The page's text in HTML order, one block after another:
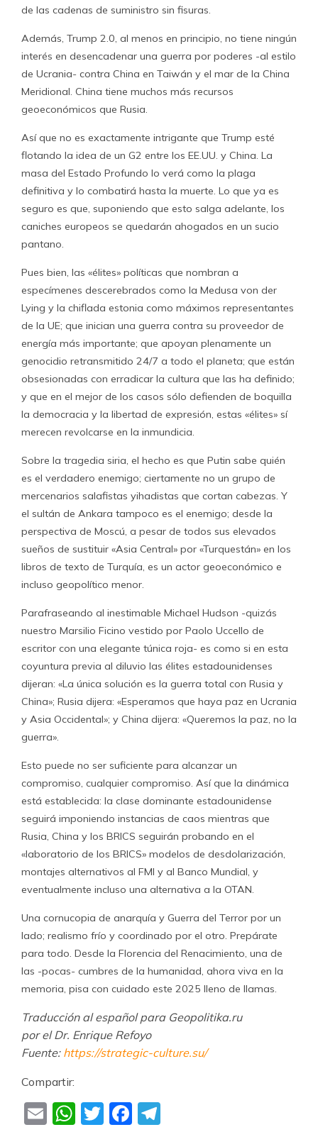
de las cadenas de suministro sin fisuras.
Además, Trump 2.0, al menos en principio, no tiene ningún
interés en desencadenar una guerra por poderes -al estilo
de Ucrania- contra China en Taiwán y el mar de la China
Meridional. China tiene muchos más recursos
geoeconómicos que Rusia.
Así que no es exactamente intrigante que Trump esté
flotando la idea de un G2 entre los EE.UU. y China. La
masa del Estado Profundo lo verá como la plaga
definitiva y lo combatirá hasta la muerte. Lo que ya es
seguro es que, suponiendo que esto salga adelante, los
caniches europeos se quedarán ahogados en un sucio
pantano.
Pues bien, las «élites» políticas que nombran a
especímenes descerebrados como la Medusa von der
Lying y la chiflada estonia como máximos representantes
de la UE; que inician una guerra contra su proveedor de
energía más importante; que apoyan plenamente un
genocidio retransmitido 24/7 a todo el planeta; que están
obsesionadas con erradicar la cultura que las ha definido;
y que en el mejor de los casos sólo defienden de boquilla
la democracia y la libertad de expresión, estas «élites» sí
merecen revolcarse en la inmundicia.
Sobre la tragedia siria, el hecho es que Putin sabe quién
es el verdadero enemigo; ciertamente no un grupo de
mercenarios salafistas yihadistas que cortan cabezas. Y
el sultán de Ankara tampoco es el enemigo; desde la
perspectiva de Moscú, a pesar de todos sus elevados
sueños de sustituir «Asia Central» por «Turquestán» en los
libros de texto de Turquía, es un actor geoeconómico e
incluso geopolítico menor.
Parafraseando al inestimable Michael Hudson -quizás
nuestro Marsilio Ficino vestido por Paolo Uccello de
escritor con una elegante túnica roja- es como si en esta
coyuntura previa al diluvio las élites estadounidenses
dijeran: «La única solución es la guerra total con Rusia y
China»; Rusia dijera: «Esperamos que haya paz en Ucrania
y Asia Occidental»; y China dijera: «Queremos la paz, no la
guerra».
Esto puede no ser suficiente para alcanzar un
compromiso, cualquier compromiso. Así que la dinámica
está establecida: la clase dominante estadounidense
seguirá imponiendo instancias de caos mientras que
Rusia, China y los BRICS seguirán probando en el
«laboratorio de los BRICS» modelos de desdolarización,
montajes alternativos al FMI y al Banco Mundial, y
eventualmente incluso una alternativa a la OTAN.
Una cornucopia de anarquía y Guerra del Terror por un
lado; realismo frío y coordinado por el otro. Prepárate
para todo. Desde la Florencia del Renacimiento, una de
las -pocas- cumbres de la humanidad, ahora viva en la
memoria, pisa con cuidado este 2025 lleno de llamas.
Traducción al español para Geopolitika.ru
por el Dr. Enrique Refoyo
Fuente: https://strategic-culture.su/
Compartir:
EmailWhatsApp
TwitterFacebook